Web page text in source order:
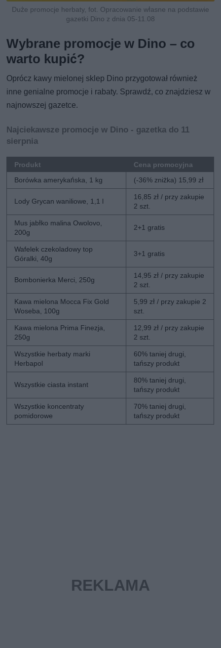
Duże promocje herbaty, fot. Opracowanie własne na podstawie
gazetki Dino z dnia 05-11.08
Wybrane promocje w Dino – co
warto kupić?
Oprócz kawy mielonej sklep Dino przygotował również
inne genialne promocje i rabaty. Sprawdź, co znajdziesz w
najnowszej gazetce.
Najciekawsze promocje w Dino - gazetka do 11
sierpnia
Produkt
Cena promocyjna
Borówka amerykańska, 1 kg
(-36% zniżka) 15,99 zł
Lody Grycan waniliowe, 1,1 l
16,85 zł / przy zakupie
2 szt.
Mus jabłko malina Owolovo,
200g
2+1 gratis
Wafelek czekoladowy top
Góralki, 40g
3+1 gratis
Bombonierka Merci, 250g
14,95 zł / przy zakupie
2 szt.
Kawa mielona Mocca Fix Gold
Woseba, 100g
5,99 zł / przy zakupie 2
szt.
Kawa mielona Prima Finezja,
250g
12,99 zł / przy zakupie
2 szt.
Wszystkie herbaty marki
Herbapol
60% taniej drugi,
tańszy produkt
Wszystkie ciasta instant
80% taniej drugi,
tańszy produkt
Wszystkie koncentraty
pomidorowe
70% taniej drugi,
tańszy produkt